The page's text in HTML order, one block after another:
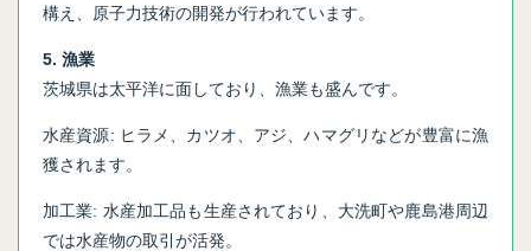
構え、原子力技術の開発が行われています。
5. 漁業
茨城県は太平洋に面しており、漁業も盛んです。
水産資源: ヒラメ、カツオ、アジ、ハマグリなどが豊富に漁
獲されます。
加工業: 水産加工品も生産されており、大洗町や鹿島港周辺
では水産物の取引が活発。